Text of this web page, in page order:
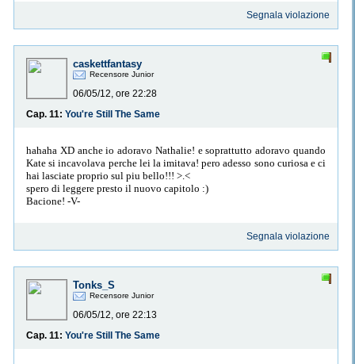
Segnala violazione
caskettfantasy
Recensore Junior
06/05/12, ore 22:28
Cap. 11: You're Still The Same
hahaha XD anche io adoravo Nathalie! e soprattutto adoravo quando
Kate si incavolava perche lei la imitava! pero adesso sono curiosa e ci
hai lasciate proprio sul piu bello!!! >.<
spero di leggere presto il nuovo capitolo :)
Bacione! -V-
Segnala violazione
Tonks_S
Recensore Junior
06/05/12, ore 22:13
Cap. 11: You're Still The Same